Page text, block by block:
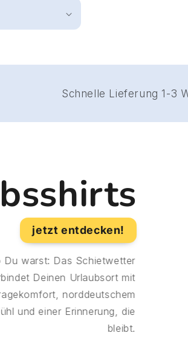
Schnelle
DE
jetzt entdecken!
Du warst: Das Schietwetter
Deinen Urlaubsort mit
norddeutschem
und einer Erinnerung, die
bleibt.